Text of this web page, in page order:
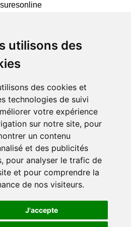
utilisons des
des cookies et
technologies de suivi
votre expérience
sur notre site, pour
un contenu
et des publicités
pour analyser le trafic de
et pour comprendre la
de nos visiteurs.
J'accepte
OFFERTS
UN COMPTE
MON COMPTE
proche
sur les Médias sociaux